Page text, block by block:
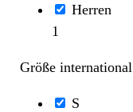
Herren
1
Größe international
S